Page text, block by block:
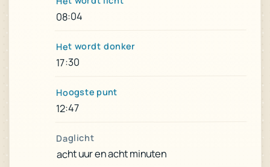
08:04
Het wordt donker
17:30
Hoogste punt
12:47
Daglicht
acht uur en acht minuten